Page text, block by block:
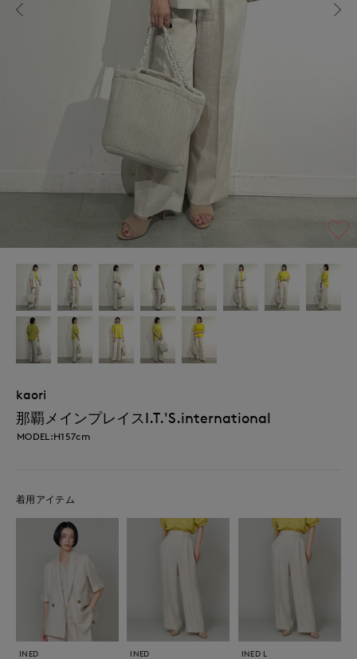
kaori
那覇メインプレイスI.T.'S.international
MODEL:H157cm
着用アイテム
INED
INED
INED L